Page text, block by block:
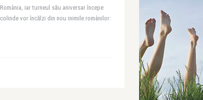
iar turneul său aniversar începe
vor încălzi din nou inimile românilor: